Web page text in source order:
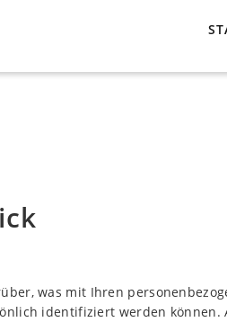
was mit Ihren
identifiziert werden